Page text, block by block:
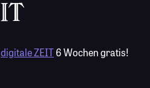
digitale ZEIT6 Wochen gratis!